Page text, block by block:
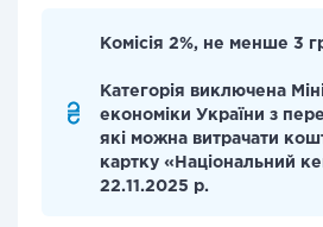
Комісія 2%, не менше 3
Категорія виключена
економіки України з
які можна витрачати
картку «Національний
22.11.2025 р.